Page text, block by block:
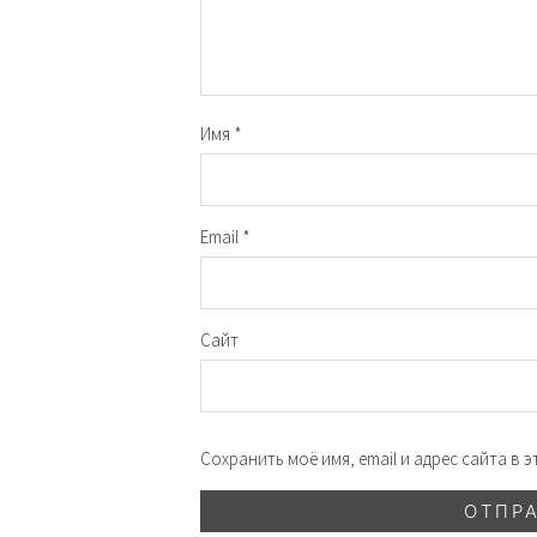
Имя *
Email *
Сайт
Сохранить моё имя, email и адрес сайта в